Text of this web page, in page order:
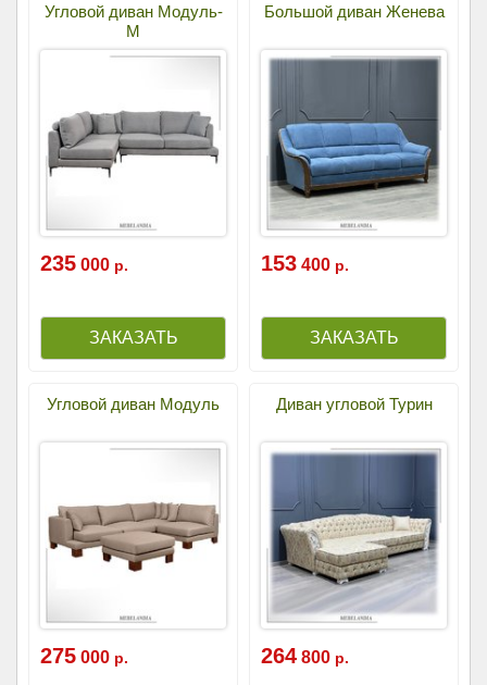
Угловой диван Модуль-
М
235 000 р.
Большой диван Женева
153 400 р.
Угловой диван Модуль
275 000 р.
Диван угловой Турин
264 800 р.